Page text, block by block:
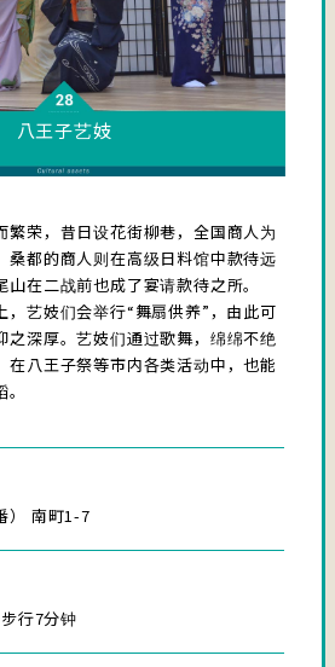
八王子艺妓
繁荣，昔日设花街柳巷，全国商人为
桑都的商人则在高级日料馆中款待远
在二战前也成了宴请款待之所。
，艺妓们会举行“舞扇供养”，由此可
之深厚。艺妓们通过歌舞，绵绵不绝
在八王子祭等市内各类活动中，也能
） 南町1-7
行7分钟